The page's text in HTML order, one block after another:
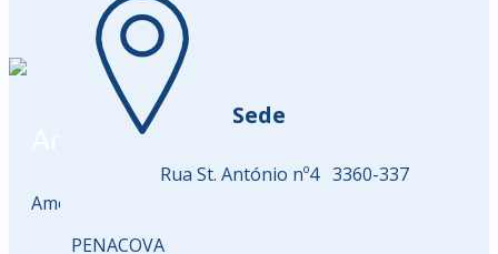
Amostra de Título
Amostra de Texto
Sede
Rua St. António nº4 3360-337
PENACOVA